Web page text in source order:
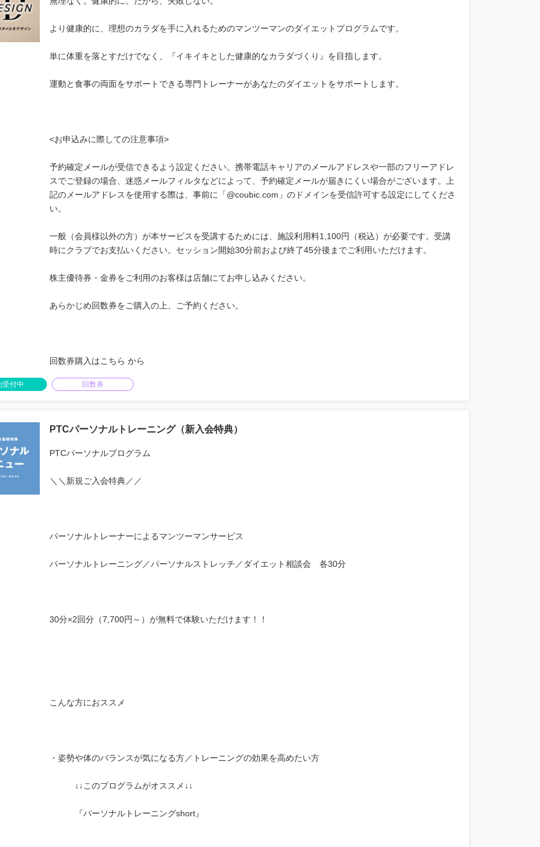
より健康的に、理想のカラダを手に入れるためのマンツーマンのダイエットプログラムです。
単に体重を落とすだけでなく、『イキイキとした健康的なカラダづくり』を目指します。
運動と食事の両面をサポートできる専門トレーナーがあなたのダイエットをサポートします。
<お申込みに際しての注意事項>
予約確定メールが受信できるよう設定ください。携帯電話キャリアのメールアドレスや一部のフリーアドレ
スでご登録の場合、迷惑メールフィルタなどによって、予約確定メールが届きにくい場合がございます。上
記のメールアドレスを使用する際は、事前に「@coubic.com」のドメインを受信許可する設定にしてくださ
い。
一般（会員様以外の方）が本サービスを受講するためには、施設利用料1,100円（税込）が必要です。受講
時にクラブでお支払いください。セッション開始30分前および終了45分後までご利用いただけます。
株主優待券・金券をご利用のお客様は店舗にてお申し込みください。
あらかじめ回数券をご購入の上、ご予約ください。
回数券購入はこちら から
受付中 回数券
PTCパーソナルトレーニング（新入会特典）
PTCパーソナルプログラム
＼＼新規ご入会特典／／
パーソナルトレーナーによるマンツーマンサービス
パーソナルトレーニング／パーソナルストレッチ／ダイエット相談会 各30分
30分×2回分（7,700円～）が無料で体験いただけます！！
こんな方におススメ
・姿勢や体のバランスが気になる方／トレーニングの効果を高めたい方
↓↓このプログラムがオススメ↓↓
『パーソナルトレーニングshort』